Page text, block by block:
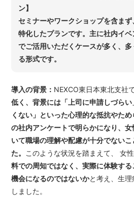
ン】
セミナーやワークショップを含ま
特化したプランです。主に社内イ
でご活用いただくケースが多く、
る形式です。
導入の背景： NEXCO東日本東北支社
低く、背景には「上司に申請しづら
くない」といった心理的な抵抗やた
の社内アンケートで明らかになり、
いて職場の理解や配慮が十分でない
た。 このような状況を踏まえて、 女
料での周知ではなく、実際に体験す
機会になるのではないかと考え、生
しました。